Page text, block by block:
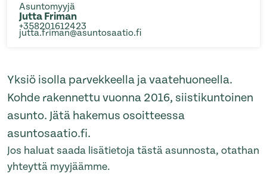
Asuntomyyjä
Jutta Friman
+358201612423
jutta.friman@asuntosaatio.fi
Yksiö isolla parvekkeella ja vaatehuoneella.
Kohde rakennettu vuonna 2016, siistikuntoinen
asunto. Jätä hakemus osoitteessa
asuntosaatio.fi.
Jos haluat saada lisätietoja tästä asunnosta, otathan
yhteyttä myyjäämme.